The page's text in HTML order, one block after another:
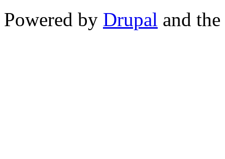
Powered by Drupal and the